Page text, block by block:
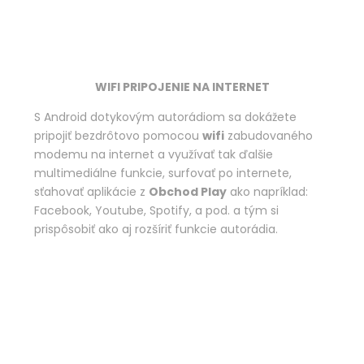
WIFI PRIPOJENIE NA INTERNET
S Android dotykovým autorádiom sa dokážete
pripojiť bezdrôtovo pomocou wifi zabudovaného
modemu na internet a využívať tak ďalšie
multimediálne funkcie, surfovať po internete,
sťahovať aplikácie z Obchod Play ako napríklad:
Facebook, Youtube, Spotify, a pod. a tým si
prispôsobiť ako aj rozšíriť funkcie autorádia.